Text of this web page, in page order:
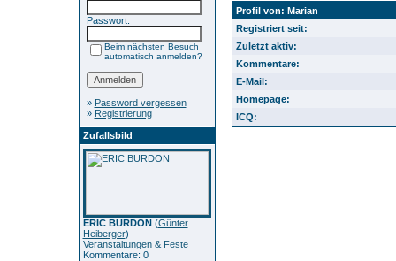
Passwort:
Beim nächsten Besuch
automatisch anmelden?
» Password vergessen
» Registrierung
Zufallsbild
ERIC BURDON(Günter
Heiberger)
Veranstaltungen & Feste
Kommentare: 0
Profil von: Marian
Registriert seit:
Zuletzt aktiv:
Kommentare:
E-Mail:
Homepage:
ICQ: